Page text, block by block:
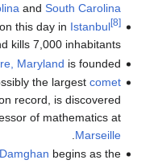
and South Carolina
this day in Istanbul [8]
kills 7,000 inhabitants.
Maryland is founded.
the largest comet
record, is discovered
of mathematics at
Marseille
begins as the